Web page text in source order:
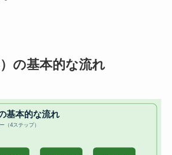
の基本的な流れ